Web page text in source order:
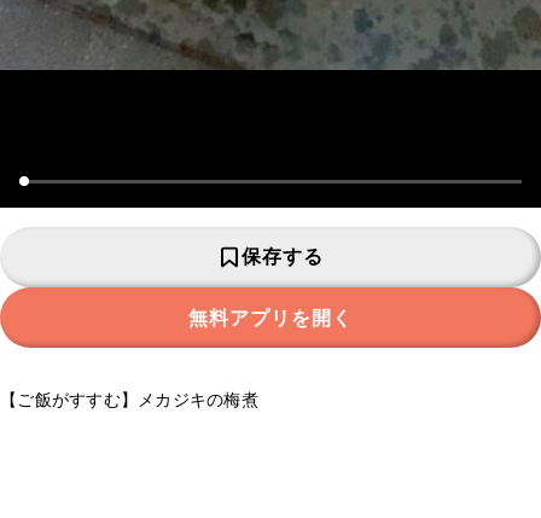
保存する
無料アプリを開く
【ご飯がすすむ】メカジキの梅煮